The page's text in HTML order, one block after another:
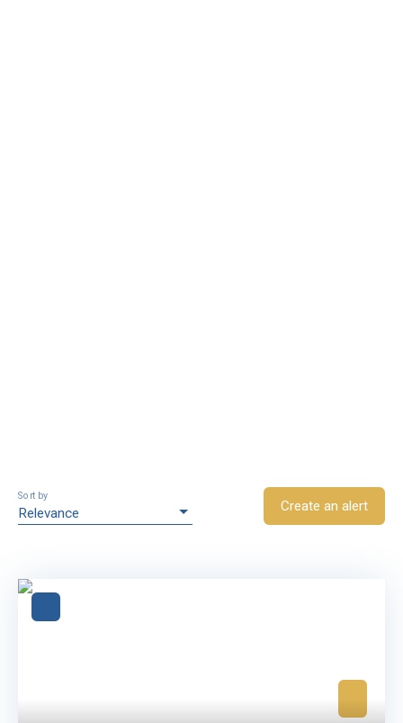
Relevance
Sort by
Create an alert